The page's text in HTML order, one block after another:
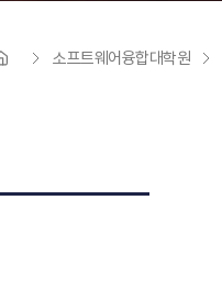
소프트웨어융합대학원